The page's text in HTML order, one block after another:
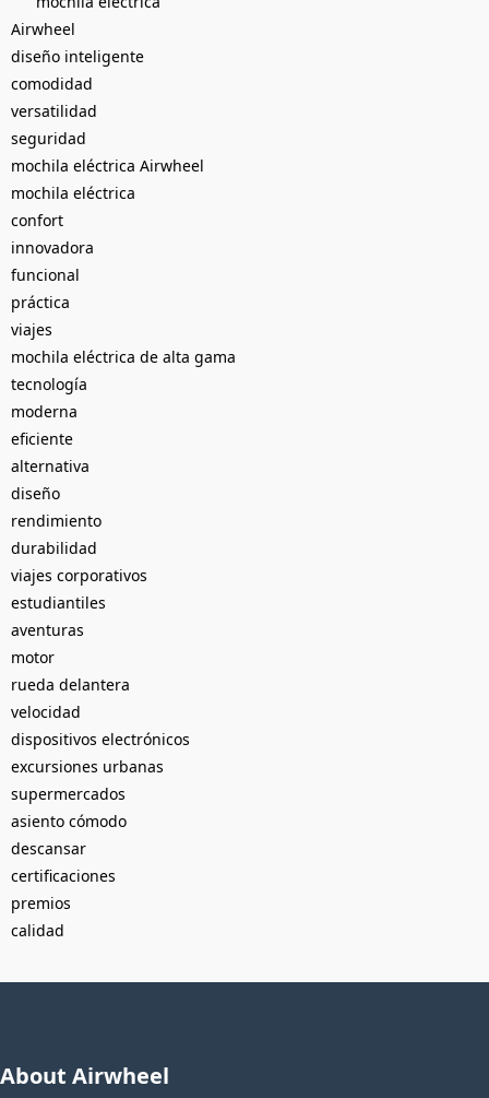
Airwheel
diseño inteligente
comodidad
versatilidad
seguridad
mochila eléctrica Airwheel
mochila eléctrica
confort
innovadora
funcional
práctica
viajes
mochila eléctrica de alta gama
tecnología
moderna
eficiente
alternativa
diseño
rendimiento
durabilidad
viajes corporativos
estudiantiles
aventuras
motor
rueda delantera
velocidad
dispositivos electrónicos
excursiones urbanas
supermercados
asiento cómodo
descansar
certificaciones
premios
calidad
About Airwheel